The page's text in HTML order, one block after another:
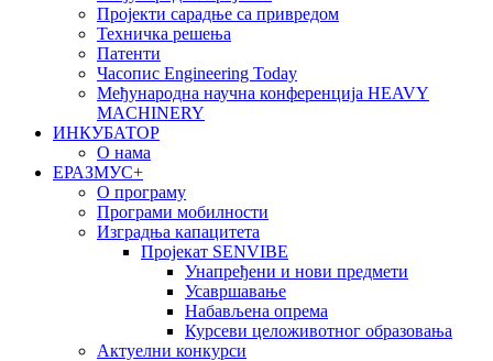
Пројекти сарадње са привредом
Техничка решења
Патенти
Часопис Engineering Today
Међународна научна конференција HEAVY
MACHINERY
ИНКУБАТОР
О нама
EРАЗМУС+
О програму
Програми мобилности
Изградња капацитета
Пројекат SENVIBE
Унапређени и нови предмети
Усавршавање
Набављена опрема
Курсеви целоживотног образовања
Актуелни конкурси